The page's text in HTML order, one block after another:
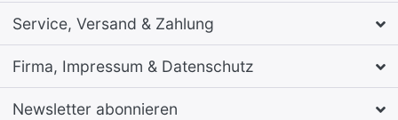
Service, Versand & Zahlung
Firma, Impressum & Datenschutz
Newsletter abonnieren